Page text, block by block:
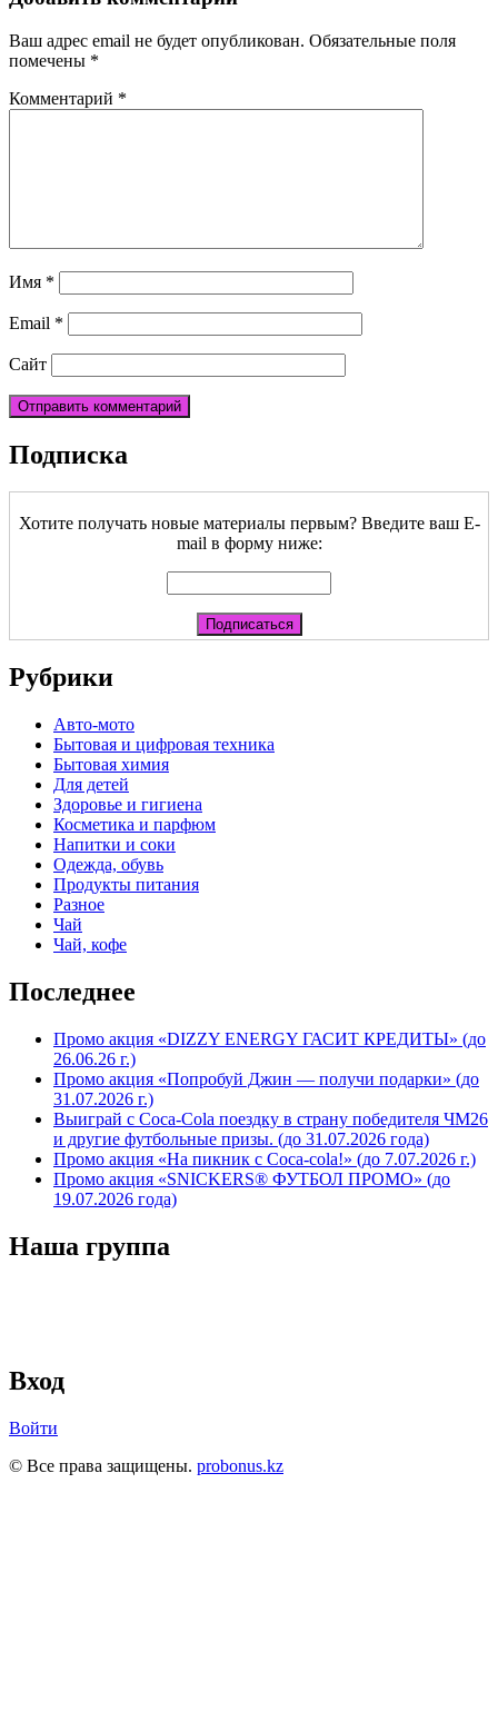
Ваш адрес email не будет опубликован. Обязательные поля
помечены *
Комментарий *
Имя *
Email *
Сайт
Подписка
Хотите получать новые материалы первым? Введите ваш E-
mail в форму ниже:
Рубрики
Авто-мото
Бытовая и цифровая техника
Бытовая химия
Для детей
Здоровье и гигиена
Косметика и парфюм
Напитки и соки
Одежда, обувь
Продукты питания
Разное
Чай
Чай, кофе
Последнее
Промо акция «DIZZY ENERGY ГАСИТ КРЕДИТЫ» (до
26.06.26 г.)
Промо акция «Попробуй Джин — получи подарки» (до
31.07.2026 г.)
Выиграй с Coca-Cola поездку в страну победителя ЧМ26
и другие футбольные призы. (до 31.07.2026 года)
Промо акция «На пикник с Coca-cola!» (до 7.07.2026 г.)
Промо акция «SNICKERS® ФУТБОЛ ПРОМО» (до
19.07.2026 года)
Наша группа
Вход
Войти
© Все права защищены. probonus.kz